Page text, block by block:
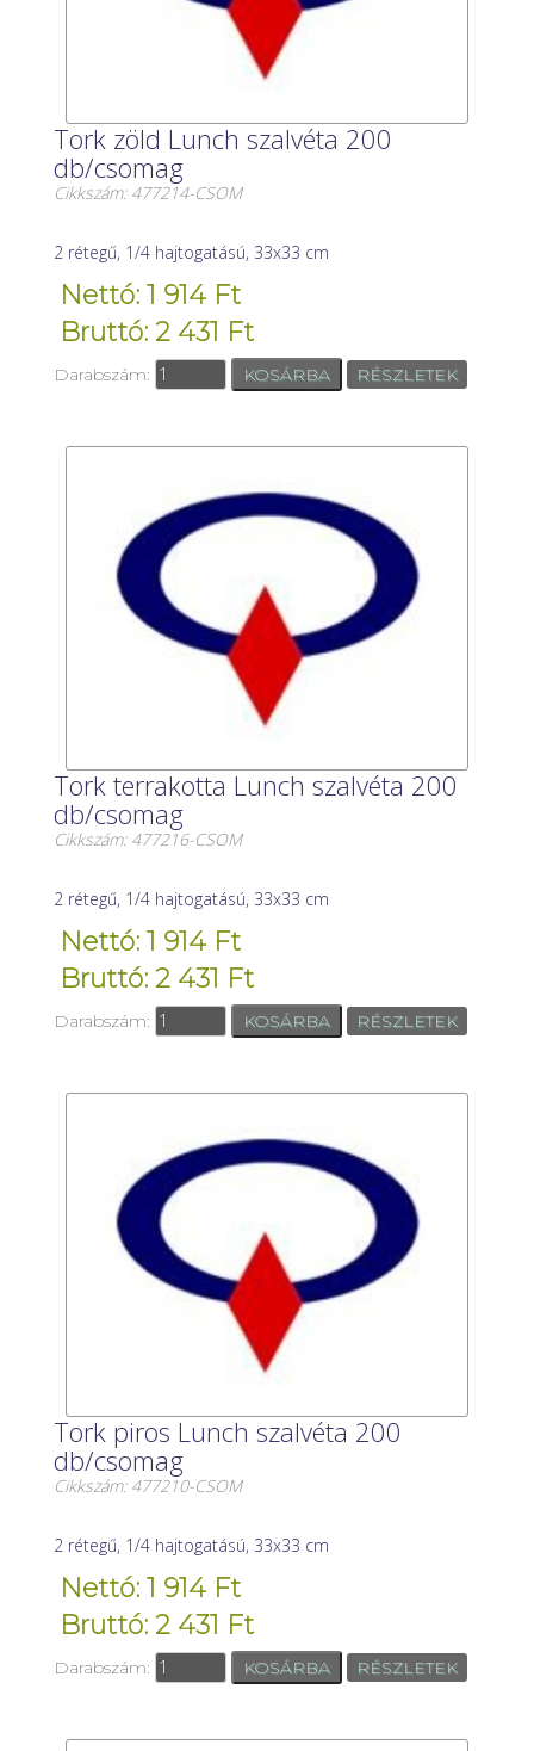
Tork zöld Lunch szalvéta 200
db/csomag
Cikkszám: 477214-CSOM
2 rétegű, 1/4 hajtogatású, 33x33 cm
Nettó: 1 914 Ft
Bruttó: 2 431 Ft
Darabszám: RÉSZLETEK
Tork terrakotta Lunch szalvéta 200
db/csomag
Cikkszám: 477216-CSOM
2 rétegű, 1/4 hajtogatású, 33x33 cm
Nettó: 1 914 Ft
Bruttó: 2 431 Ft
Darabszám: RÉSZLETEK
Tork piros Lunch szalvéta 200
db/csomag
Cikkszám: 477210-CSOM
2 rétegű, 1/4 hajtogatású, 33x33 cm
Nettó: 1 914 Ft
Bruttó: 2 431 Ft
Darabszám: RÉSZLETEK